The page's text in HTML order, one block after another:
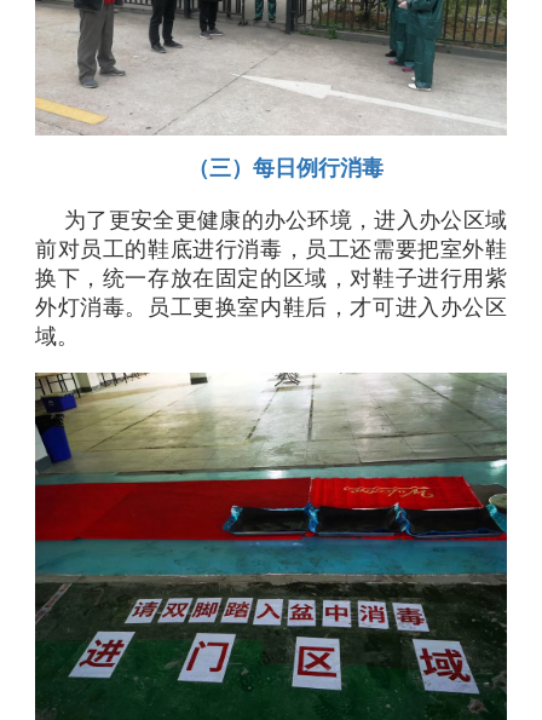
（三）每日例行消毒
为了更安全更健康的办公环境，进入办公区域
前对员工的鞋底进行消毒，员工还需要把室外鞋
换下，统一存放在固定的区域，对鞋子进行用紫
外灯消毒。员工更换室内鞋后，才可进入办公区
域。